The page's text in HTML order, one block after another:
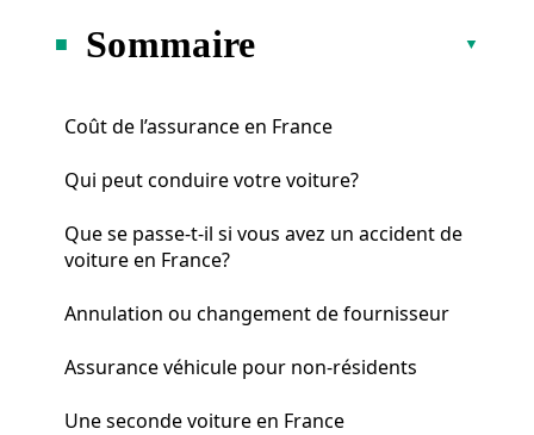
Sommaire
Coût de l’assurance en France
Qui peut conduire votre voiture?
Que se passe-t-il si vous avez un accident de
voiture en France?
Annulation ou changement de fournisseur
Assurance véhicule pour non-résidents
Une seconde voiture en France